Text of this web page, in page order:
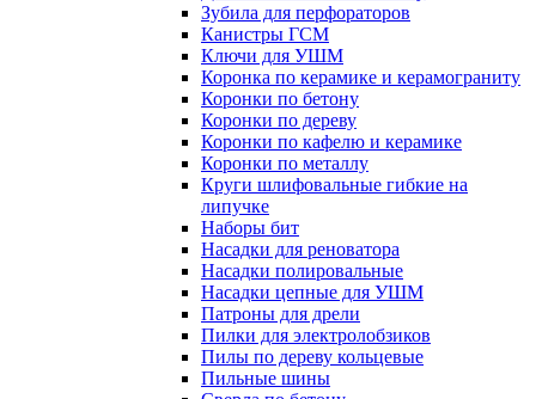
Зубила для перфораторов
Канистры ГСМ
Ключи для УШМ
Коронка по керамике и керамограниту
Коронки по бетону
Коронки по дереву
Коронки по кафелю и керамике
Коронки по металлу
Круги шлифовальные гибкие на
липучке
Наборы бит
Насадки для реноватора
Насадки полировальные
Насадки цепные для УШМ
Патроны для дрели
Пилки для электролобзиков
Пилы по дереву кольцевые
Пильные шины